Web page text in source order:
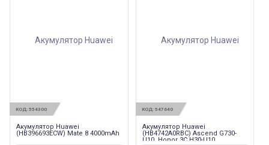
КОД: 554300
Акумулятор Huawei
(HB396693ECW) Mate 8 4000mAh
КОД: 547640
Акумулятор Huawei
(HB4742A0RBC) Ascend G730-
U10, Honor 3C H30-U10